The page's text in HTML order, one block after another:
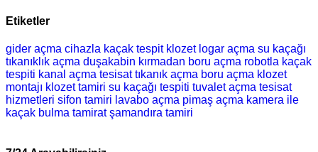
Etiketler
gider açma cihazla kaçak tespit klozet logar açma su kaçağı
tıkanıklık açma duşakabin kırmadan boru açma robotla kaçak
tespiti kanal açma tesisat tıkanık açma boru açma klozet
montajı klozet tamiri su kaçağı tespiti tuvalet açma tesisat
hizmetleri sifon tamiri lavabo açma pimaş açma kamera ile
kaçak bulma tamirat şamandıra tamiri